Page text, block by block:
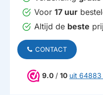
Voor 17 uur
Altijd de beste
CONTACT
9.0 / 10 uit 64883